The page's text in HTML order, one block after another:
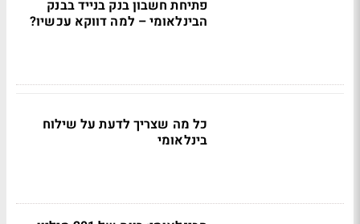
פתיחת חשבון בנק בנייד בבנק
הבינלאומי – למה דווקא עכשיו?
כל מה שצריך לדעת על שילוח
בינלאומי